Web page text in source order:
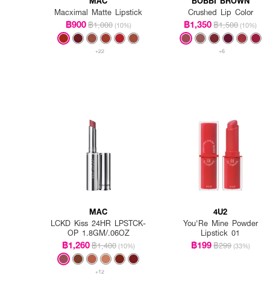
Macximal Matte Lipstick
฿900฿1,000 (10%)
+22
Crushed Lip Color
฿1,350฿1,500 (10%)
+6
MAC
LCKD Kiss 24HR LPSTCK-
OP 1.8GM/.06OZ
฿1,260฿1,400 (10%)
+12
4U2
You'Re Mine Powder
Lipstick 01
฿199฿299 (33%)